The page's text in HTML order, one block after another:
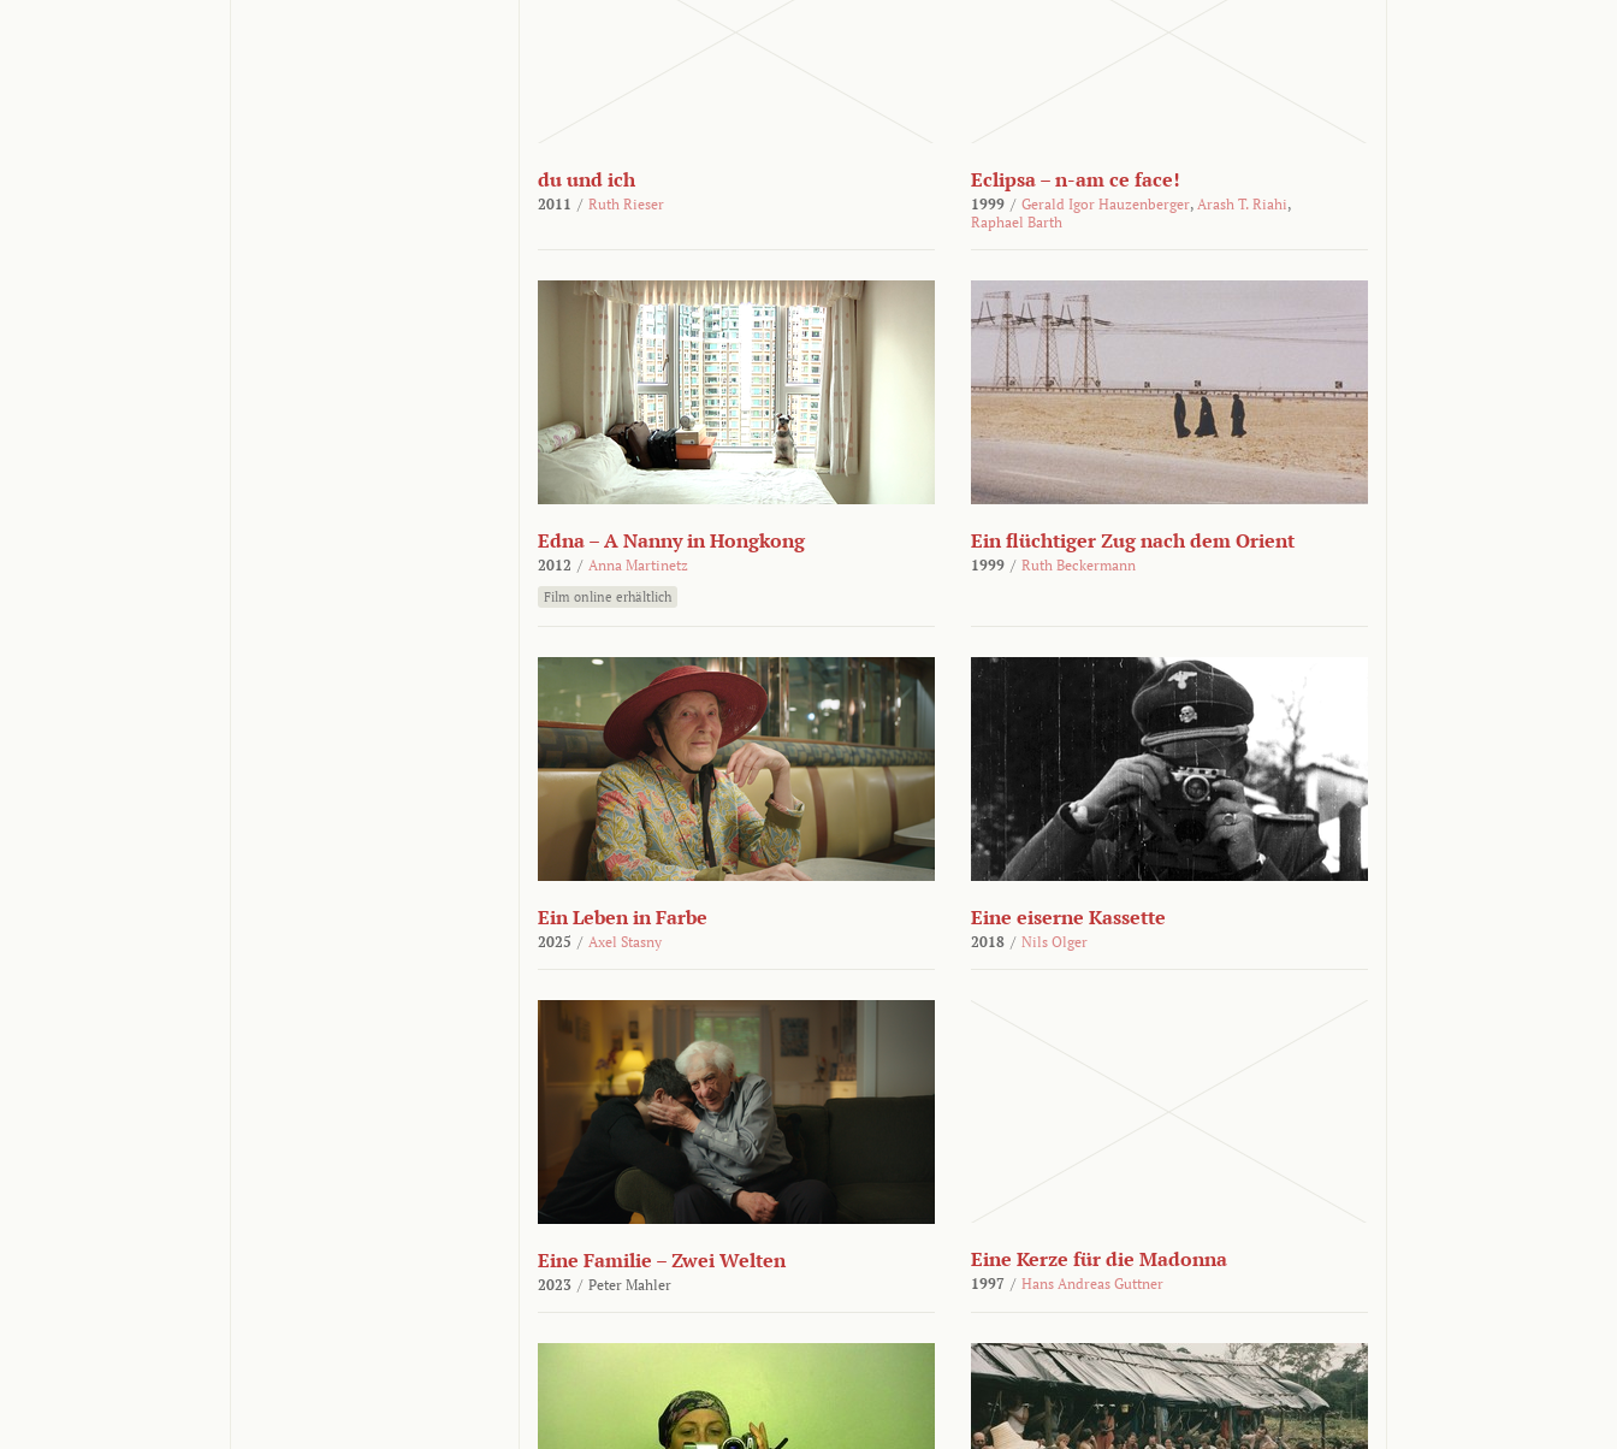
du und ich
2011 / Ruth Rieser
Eclipsa – n-am ce face!
1999 / Gerald Igor Hauzenberger, Arash T. Riahi,
Raphael Barth
Edna – A Nanny in Hongkong
2012 / Anna Martinetz
Film online erhältlich
Ein flüchtiger Zug nach dem Orient
1999 / Ruth Beckermann
Ein Leben in Farbe
2025 / Axel Stasny
Eine eiserne Kassette
2018 / Nils Olger
Eine Familie – Zwei Welten
2023 / Peter Mahler
Eine Kerze für die Madonna
1997 / Hans Andreas Guttner